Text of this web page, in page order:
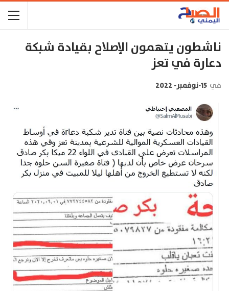
ناشطون يتهمون الإصلاح بقيادة شبكة
دعارة في تعز
في 15-نوفمبر- 2022